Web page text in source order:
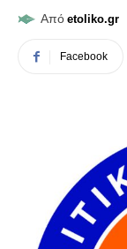
Από etoliko.gr
Facebook